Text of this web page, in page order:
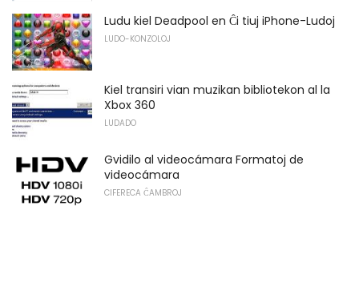
Ludu kiel Deadpool en Ĉi tiuj iPhone-Ludoj
LUDO-KONZOLOJ
Kiel transiri vian muzikan bibliotekon al la
Xbox 360
LUDADO
Gvidilo al videocámara Formatoj de
videocámara
CIFERECA ĈAMBROJ